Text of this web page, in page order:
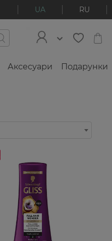
UA RU
Аксесуари Подарунки